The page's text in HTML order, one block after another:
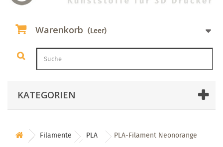
Warenkorb (Leer)
KATEGORIEN
Filamente PLA PLA-Filament Neonorange